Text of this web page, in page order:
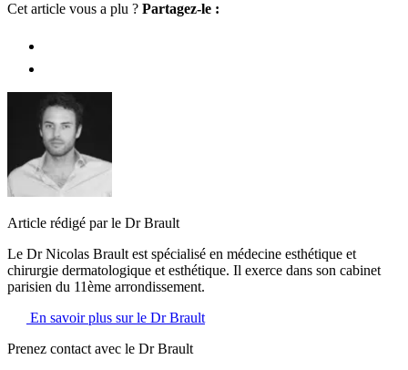
Cet article vous a plu ? Partagez-le :
Article rédigé par le Dr Brault
Le Dr Nicolas Brault est spécialisé en médecine esthétique et
chirurgie dermatologique et esthétique. Il exerce dans son cabinet
parisien du 11ème arrondissement.
En savoir plus sur le Dr Brault
Prenez contact avec le Dr Brault